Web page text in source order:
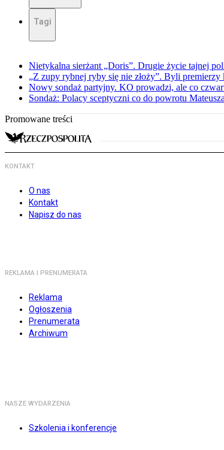
Tagi
Nietykalna sierżant „Doris”. Drugie życie tajnej
„Z zupy rybnej ryby się nie złoży”. Byli
Nowy sondaż partyjny. KO prowadzi, ale co
Sondaż: Polacy sceptyczni co do powrotu
Promowane treści
KONTAKT
O nas
Kontakt
Napisz do nas
REKLAMA I PRENUMERATA
Reklama
Ogłoszenia
Prenumerata
Archiwum
NASZE WYDARZENIA
Szkolenia i konferencje